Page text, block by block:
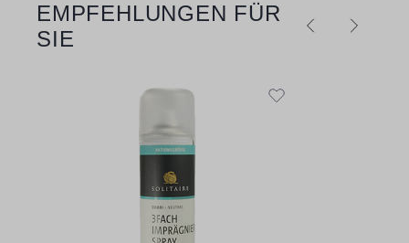
Produktgalerie überspringen
EMPFEHLUNGEN FÜR
SIE